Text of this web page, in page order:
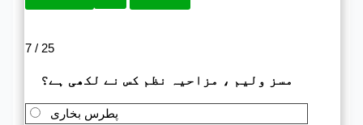
7 / 25
مسز ولیم ، مزاحیہ نظم کس نے لکھی ہے؟
پطرس بخاری